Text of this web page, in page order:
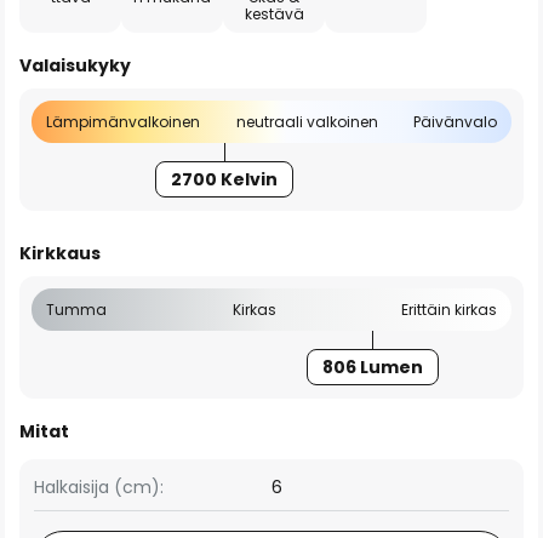
kestävä
Valaisukyky
Lämpimänvalkoinen neutraali valkoinen Päivänvalo
2700 Kelvin
Kirkkaus
Tumma Kirkas Erittäin kirkas
806 Lumen
Mitat
Halkaisija (cm): 6